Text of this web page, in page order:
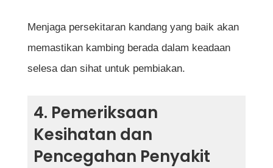
Menjaga persekitaran kandang yang baik akan
memastikan kambing berada dalam keadaan
selesa dan sihat untuk pembiakan.
4. Pemeriksaan
Kesihatan dan
Pencegahan Penyakit